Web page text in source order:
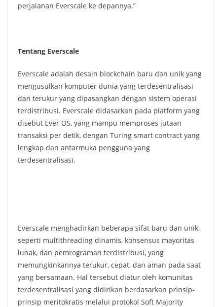
perjalanan Everscale ke depannya.”
Tentang Everscale
Everscale adalah desain blockchain baru dan unik yang
mengusulkan komputer dunia yang terdesentralisasi
dan terukur yang dipasangkan dengan sistem operasi
terdistribusi. Everscale didasarkan pada platform yang
disebut Ever OS, yang mampu memproses jutaan
transaksi per detik, dengan Turing smart contract yang
lengkap dan antarmuka pengguna yang
terdesentralisasi.
Everscale menghadirkan beberapa sifat baru dan unik,
seperti multithreading dinamis, konsensus mayoritas
lunak, dan pemrograman terdistribusi, yang
memungkinkannya terukur, cepat, dan aman pada saat
yang bersamaan. Hal tersebut diatur oleh komunitas
terdesentralisasi yang didirikan berdasarkan prinsip-
prinsip meritokratis melalui protokol Soft Majority